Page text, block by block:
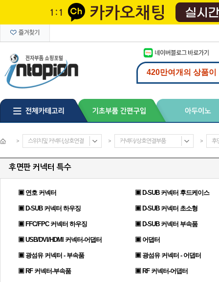
> 스위치및 커넥터,상호연결 > 커넥터/상호연결부품 > 후
후면판 커넥터 특수
▣ 연호 커넥터 ▣ D-SUB 커넥터 후드케이스
▣ D-SUB 커넥터 하우징 ▣ D-SUB 커넥터 초소형
▣ FFC/FPC 커넥터 하우징 ▣ D-SUB 커넥터 부속품
▣ USB/DVI/HDMI 커넥터-어댑터 ▣ 어댑터
▣ 광섬유 커넥터 - 부속품 ▣ 광섬유 커넥터 - 어댑터
▣ RF 커넥터-부속품 ▣ RF 커넥터-어댑터